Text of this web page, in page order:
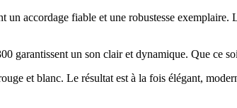
accordage fiable et une robustesse
garantissent un son clair et dynamique. Que ce
et blanc. Le résultat est à la fois élégant,